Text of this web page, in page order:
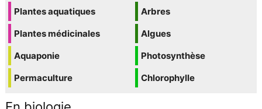
Plantes aquatiques
Plantes médicinales
Aquaponie
Permaculture
Arbres
Algues
Photosynthèse
Chlorophylle